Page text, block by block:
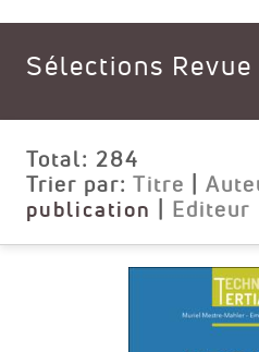
Sélections Revue
Total: 284
Trier par: Titre
publication
Editeur